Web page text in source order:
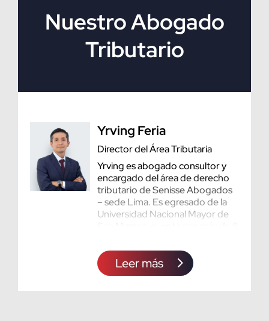
Nuestro Abogado
Tributario
Yrving Feria
Director del Área Tributaria
Yrving es abogado consultor y
encargado del área de derecho
tributario de Senisse Abogados
– sede Lima. Es egresado de la
Universidad Nacional Mayor de
tributaria de asesória de
personas naturales y empresas.
Su práctica profesional esta
Leer más